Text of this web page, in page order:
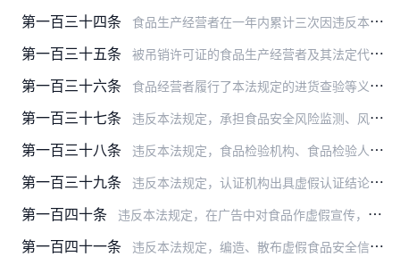
第一百三十四条 食品生产经营者在一年内累计三次因违反本法规定受到责令停产停业、吊销许可证以外处罚的，由食品安全监督管理部门责令停产停业，直至吊销许可证。
第一百三十五条 被吊销许可证的食品生产经营者及其法定代表人、直接负责的主管人员和其他直接责任人员自处罚决定作出之日起五年内不得申请食品生产经营许可，或者从事食品生产经营管理工作…
第一百三十六条 食品经营者履行了本法规定的进货查验等义务，有充分证据证明其不知道所采购的食品不符合食品安全标准，并能如实说明其进货来源的，可以免予处罚，但应当依法没收其不符合食…
第一百三十七条 违反本法规定，承担食品安全风险监测、风险评估工作的技术机构、技术人员提供虚假监测、评估信息的，依法对技术机构直接负责的主管人员和技术人员给予撤职、开除处分；有执…
第一百三十八条 违反本法规定，食品检验机构、食品检验人员出具虚假检验报告的，由授予其资质的主管部门或者机构撤销该食品检验机构的检验资质，没收所收取的检验费用，并处检验费用五倍以…
第一百三十九条 违反本法规定，认证机构出具虚假认证结论，由认证认可监督管理部门没收所收取的认证费用，并处认证费用五倍以上十倍以下罚款，认证费用不足一万元的，并处五万元以上十万元…
第一百四十条 违反本法规定，在广告中对食品作虚假宣传，欺骗消费者，或者发布未取得批准文件、广告内容与批准文件不一致的保健食品广告的，依照《中华人民共和国广告法》的规定给予处罚…
第一百四十一条 违反本法规定，编造、散布虚假食品安全信息，构成违反治安管理行为的，由公安机关依法给予治安管理处罚。